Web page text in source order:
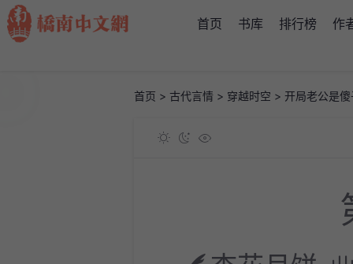
首页 书库 排行榜 作
首页 > 古代言情 > 穿越时空 > 开局老公是